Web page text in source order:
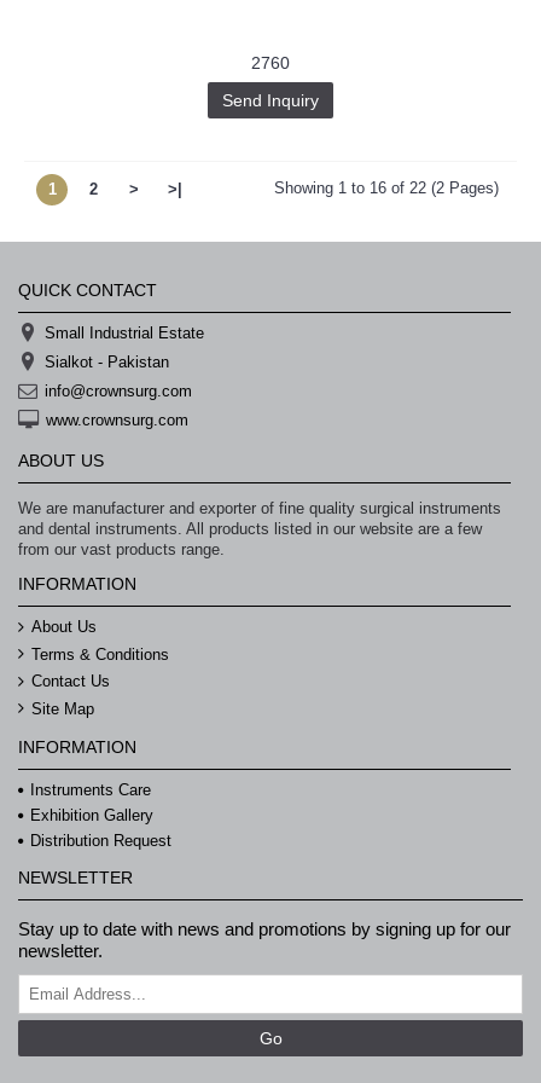
2760
Send Inquiry
1 2 > >| Showing 1 to 16 of 22 (2 Pages)
QUICK CONTACT
Small Industrial Estate
Sialkot - Pakistan
info@crownsurg.com
www.crownsurg.com
ABOUT US
We are manufacturer and exporter of fine quality surgical instruments
and dental instruments. All products listed in our website are a few
from our vast products range.
INFORMATION
About Us
Terms & Conditions
Contact Us
Site Map
INFORMATION
Instruments Care
Exhibition Gallery
Distribution Request
NEWSLETTER
Stay up to date with news and promotions by signing up for our
newsletter.
Go